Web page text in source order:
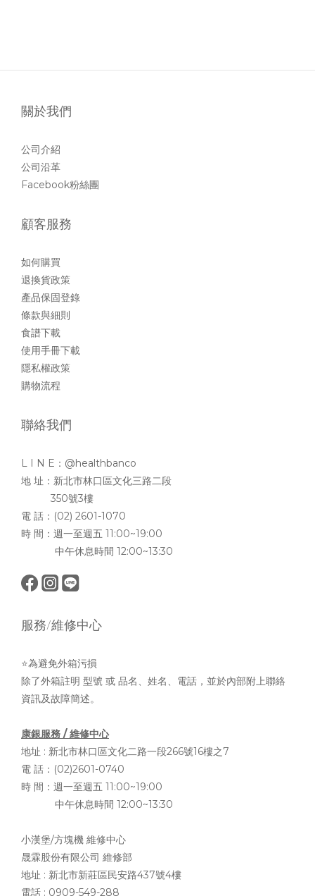
關於我們
公司介紹
公司沿革
Facebook粉絲團
顧客服務
如何購買
退換貨政策
產品保固登錄
條款與細則
食譜下載
使用手冊下載
隱私權政策
購物流程
聯絡我們
L I N E：@healthbanco
地 址：新北市林口區文化三路二段
350號3樓
電 話：(02) 2601-1070
時 間：週一至週五 11:00~19:00
中午休息時間 12:00~13:30
服務/維修中心
⭐為避免外箱污損
除了外箱註明 型號 或 品名、姓名、電話，並於內部附上聯絡
資訊及故障簡述。
康銀服務 / 維修中心
地址 : 新北市林口區文化二路一段266號16樓之7
電 話：(02)2601-0740
時 間：週一至週五 11:00~19:00
中午休息時間 12:00~13:30
小漢堡/方塊機 維修中心
晟霖股份有限公司 維修部
地址 : 新北市新莊區民安路437號4樓
電話 : 0909-549-288